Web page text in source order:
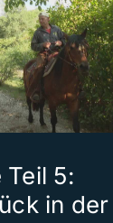
5:
in der